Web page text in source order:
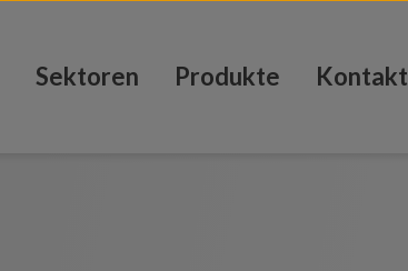
Sektoren Produkte Kontakt